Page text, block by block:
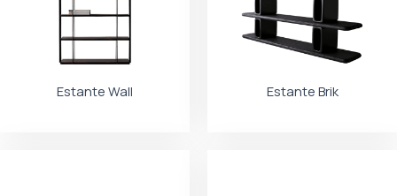
Estante Wall Estante Brik